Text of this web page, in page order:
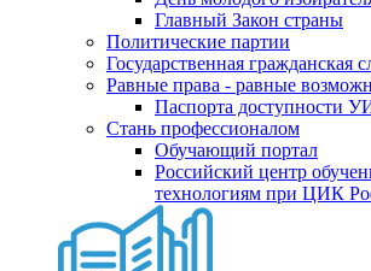
Главный Закон страны
Политические партии
Государственная гражданская
Равные права - равные
Паспорта доступности
Стань профессионалом
Обучающий портал
Российский центр
технологиям при ЦИК